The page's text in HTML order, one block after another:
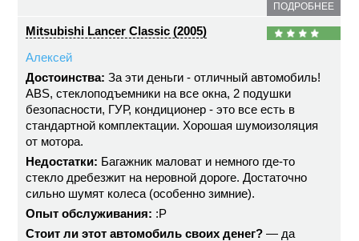
ПОДРОБНЕЕ
Mitsubishi Lancer Classic (2005)
Алексей
Достоинства: За эти деньги - отличный автомобиль!
ABS, стеклоподъемники на все окна, 2 подушки
безопасности, ГУР, кондиционер - это все есть в
стандартной комплектации. Хорошая шумоизоляция
от мотора.
Недостатки: Багажник маловат и немного где-то
стекло дребезжит на неровной дороге. Достаточно
сильно шумят колеса (особенно зимние).
Опыт обслуживания: :P
Стоит ли этот автомобиль своих денег? — да